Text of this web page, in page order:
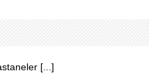
[...]